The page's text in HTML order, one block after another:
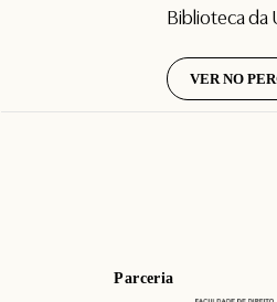
Biblioteca da
VER NO
Parceria